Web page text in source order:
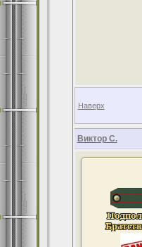
Наверх
Виктор С.